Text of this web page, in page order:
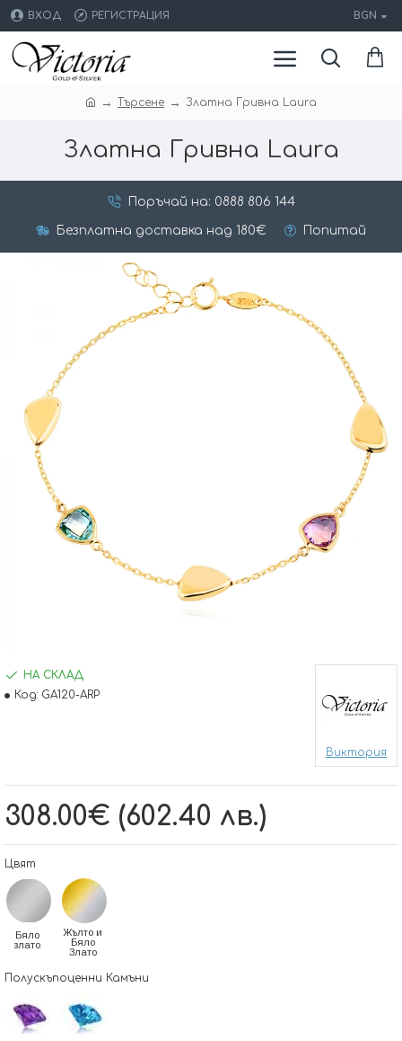
ВХОД РЕГИСТРАЦИЯ BGN
Търсене Златна Гривна Laura
Златна Гривна Laura
Поръчай на: 0888 806 144
Безплатна доставка над 180€ Попитай
308.00€ (602.40 лв.)
НА СКЛАД
Код: GA120-ARP
Виктория
Цвят
Бяло
злато
Жълто и
Бяло
Злато
Полускъпоценни Камъни